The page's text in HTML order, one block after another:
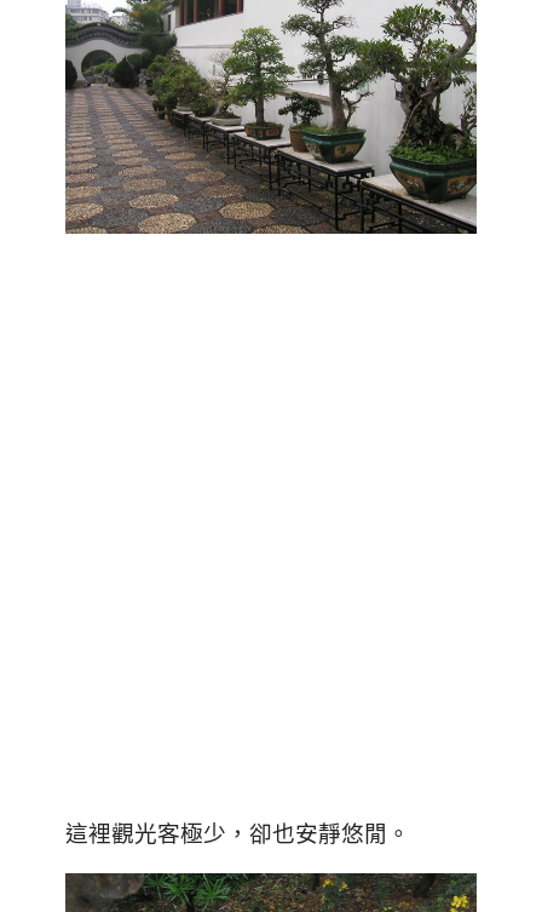
這裡觀光客極少，卻也安靜悠閒 。